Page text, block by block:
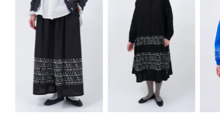
節から長く活躍します。
レイヤード次第で印象が変わり、デイリーに取り入れやすい
一着です。
■"うさぎLOTS"シリーズは
サイズ／FREE
前着丈63cm、後ろ着丈65cm、身幅92.5cm、
肩幅86cm、裄丈44cm、袖口幅18cm、裾幅59cm
素材／綿100%
原産国／日本